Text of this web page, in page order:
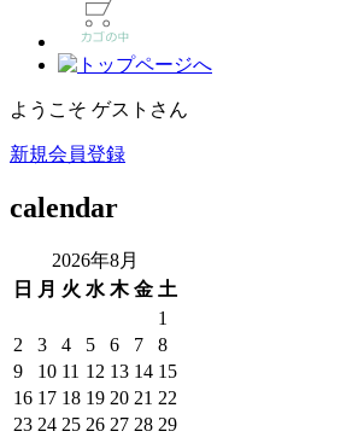
ようこそ ゲストさん
新規会員登録
calendar
2026年8月
日
月 火 水 木 金 土
1
2
3 4 5 6 7
8
9
10 11 12 13 14 15
16 17 18 19 20 21 22
23 24 25 26 27 28 29